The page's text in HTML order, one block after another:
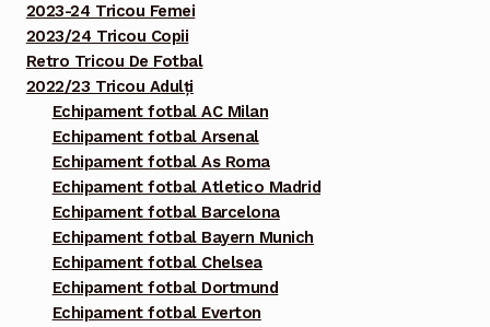
2023-24 Tricou Femei
2023/24 Tricou Copii
Retro Tricou De Fotbal
2022/23 Tricou Adulți
Echipament fotbal AC Milan
Echipament fotbal Arsenal
Echipament fotbal As Roma
Echipament fotbal Atletico Madrid
Echipament fotbal Barcelona
Echipament fotbal Bayern Munich
Echipament fotbal Chelsea
Echipament fotbal Dortmund
Echipament fotbal Everton